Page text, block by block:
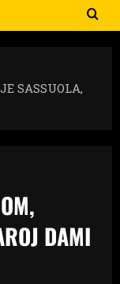
SASSUOLA,
DAMI